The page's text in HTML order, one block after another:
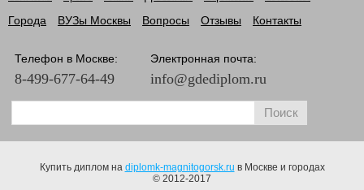
Города
ВУЗы Москвы Вопросы Отзывы Контакты
Телефон в Москве:
8-499-677-64-49
Электронная почта:
info@gdediplom.ru
Купить диплом на diplomk-magnitogorsk.ru в Москве и городах
© 2012-2017